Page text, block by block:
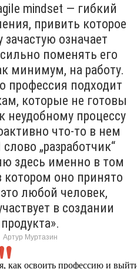
mindset — гибкий
привить которое
зачастую означает
поменять его
минимум, на работу.
профессия подходит
которые не готовы
неудобному процессу
что-то в нем
„разработчик“
здесь именно в том
котором оно принято
любой человек,
в создании
продукта».
Артур Муртазин